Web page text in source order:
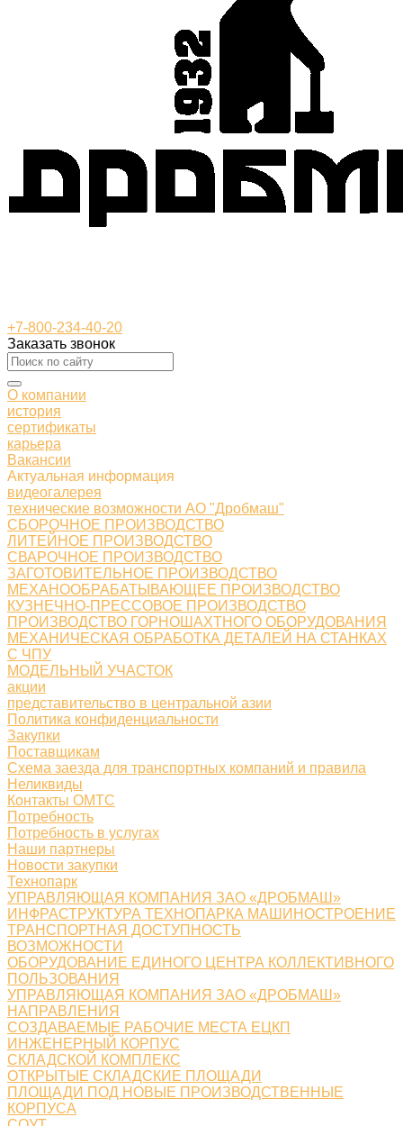
+7-800-234-40-20
Заказать звонок
О компании
история
сертификаты
карьера
Вакансии
Актуальная информация
видеогалерея
технические возможности АО "Дробмаш"
СБОРОЧНОЕ ПРОИЗВОДСТВО
ЛИТЕЙНОЕ ПРОИЗВОДСТВО
СВАРОЧНОЕ ПРОИЗВОДСТВО
ЗАГОТОВИТЕЛЬНОЕ ПРОИЗВОДСТВО
МЕХАНООБРАБАТЫВАЮЩЕЕ ПРОИЗВОДСТВО
КУЗНЕЧНО-ПРЕССОВОЕ ПРОИЗВОДСТВО
ПРОИЗВОДСТВО ГОРНОШАХТНОГО ОБОРУДОВАНИЯ
МЕХАНИЧЕСКАЯ ОБРАБОТКА ДЕТАЛЕЙ НА СТАНКАХ
С ЧПУ
МОДЕЛЬНЫЙ УЧАСТОК
акции
представительство в центральной азии
Политика конфиденциальности
Закупки
Поставщикам
Схема заезда для транспортных компаний и правила
Неликвиды
Контакты ОМТС
Потребность
Потребность в услугах
Наши партнеры
Новости закупки
Технопарк
УПРАВЛЯЮЩАЯ КОМПАНИЯ ЗАО «ДРОБМАШ»
ИНФРАСТРУКТУРА ТЕХНОПАРКА МАШИНОСТРОЕНИЕ
ТРАНСПОРТНАЯ ДОСТУПНОСТЬ
ВОЗМОЖНОСТИ
ОБОРУДОВАНИЕ ЕДИНОГО ЦЕНТРА КОЛЛЕКТИВНОГО
ПОЛЬЗОВАНИЯ
УПРАВЛЯЮЩАЯ КОМПАНИЯ ЗАО «ДРОБМАШ»
НАПРАВЛЕНИЯ
СОЗДАВАЕМЫЕ РАБОЧИЕ МЕСТА ЕЦКП
ИНЖЕНЕРНЫЙ КОРПУС
СКЛАДСКОЙ КОМПЛЕКС
ОТКРЫТЫЕ СКЛАДСКИЕ ПЛОЩАДИ
ПЛОЩАДИ ПОД НОВЫЕ ПРОИЗВОДСТВЕННЫЕ
КОРПУСА